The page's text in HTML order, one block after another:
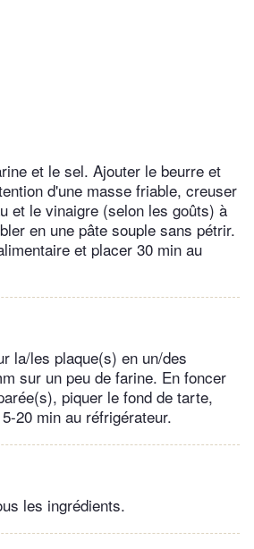
et le sel. Ajouter le beurre et
d'une masse friable, creuser
et le vinaigre (selon les goûts) à
en une pâte souple sans pétrir.
et placer 30 min au
la/les plaque(s) en un/des
sur un peu de farine. En foncer
piquer le fond de tarte,
20 min au réfrigérateur.
les ingrédients.